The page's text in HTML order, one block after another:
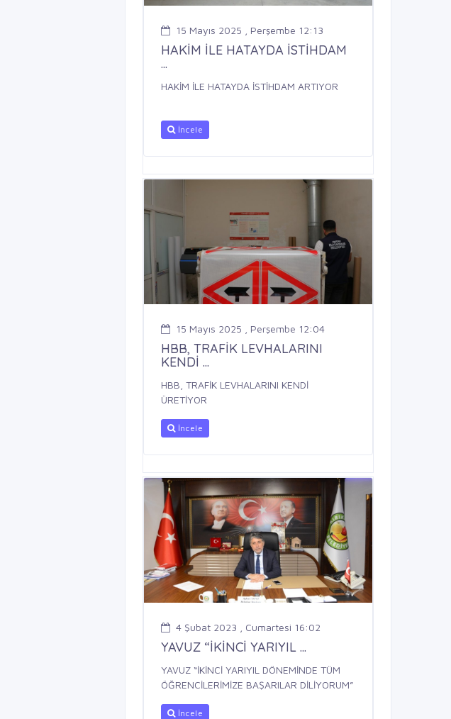
15 Mayıs 2025 , Perşembe 12:13
HAKİM İLE HATAYDA İSTİHDAM
...
HAKİM İLE HATAYDA İSTİHDAM ARTIYOR
İncele
15 Mayıs 2025 , Perşembe 12:04
HBB, TRAFİK LEVHALARINI
KENDİ ...
HBB, TRAFİK LEVHALARINI KENDİ
ÜRETİYOR
İncele
4 Şubat 2023 , Cumartesi 16:02
YAVUZ “İKİNCİ YARIYIL ...
YAVUZ “İKİNCİ YARIYIL DÖNEMİNDE TÜM
ÖĞRENCİLERİMİZE BAŞARILAR DİLİYORUM”
İncele